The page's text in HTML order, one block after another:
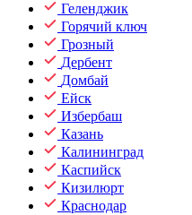
Геленджик
Горячий ключ
Грозный
Дербент
Домбай
Ейск
Избербаш
Казань
Калининград
Каспийск
Кизилюрт
Краснодар